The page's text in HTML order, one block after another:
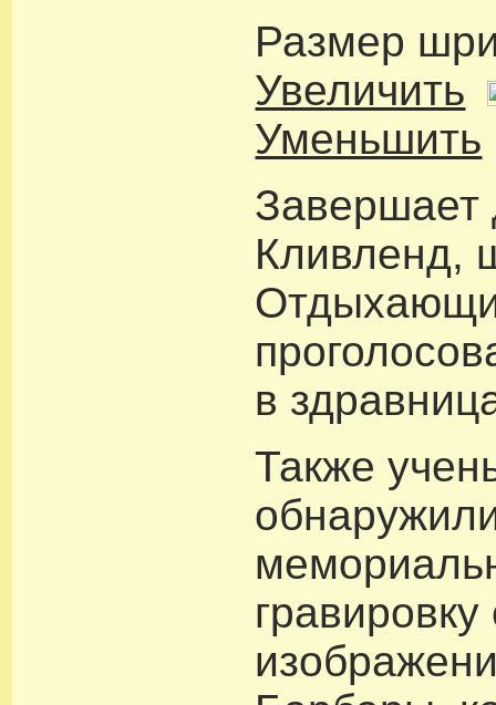
Размер
Увеличить
Уменьшить
Завершает
Кливленд,
в
Также
гравировку